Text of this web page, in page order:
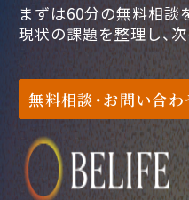
まずは60分の無料相談
現状の課題を整理し、
無料相談・お問い合わ